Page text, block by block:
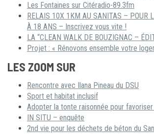
Les Fontaines sur Citéradio-89.3fm
RELAIS 10X 1KM AU SANITAS – POUR
À 18 ANS – Inscrivez vous vite !
LA “CLEAN WALK DE BOUZIGNAC –
Projet : « Rénovons ensemble votre
LES ZOOM SUR
Rencontre avec Ilana Pineau du DSU
Sport et habitat inclusif
Adopter la tonte raisonnée pour
IN SITU – enquête
2nd vie pour les déchets de béton du